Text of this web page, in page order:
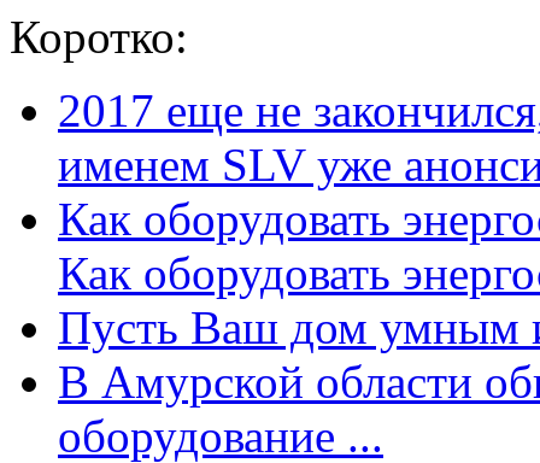
Коротко:
2017 еще не
именем SLV уже
Как оборудовать
Как оборудовать
Пусть Ваш дом умным
В Амурской области
оборудование ...